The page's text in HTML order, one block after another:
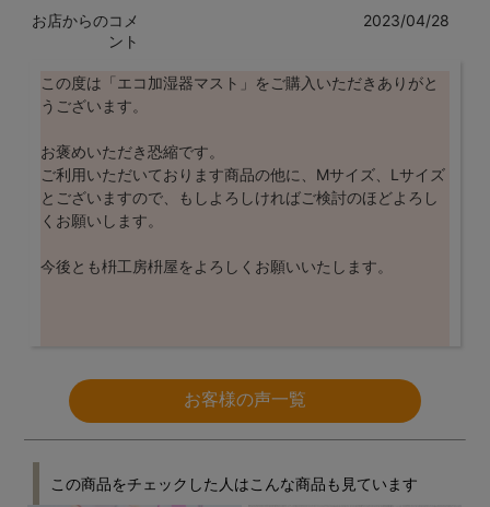
お店からのコメ
ント
2023/04/28
この度は「エコ加湿器マスト」をご購入いただきありがと
うございます。
お褒めいただき恐縮です。
ご利用いただいております商品の他に、Mサイズ、Lサイズ
とございますので、もしよろしければご検討のほどよろし
くお願いします。
今後とも枡工房枡屋をよろしくお願いいたします。
お客様の声一覧
この商品をチェックした人はこんな商品も見ています